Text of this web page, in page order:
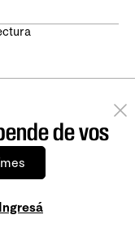
de vos
Ingresá